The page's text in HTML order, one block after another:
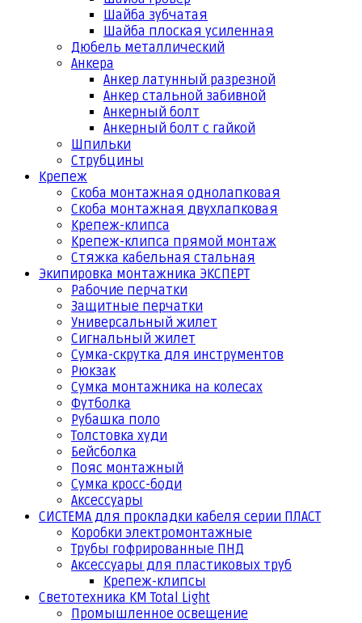
Шайба зубчатая
Шайба плоская усиленная
Дюбель металлический
Анкера
Анкер латунный разрезной
Анкер стальной забивной
Анкерный болт
Анкерный болт с гайкой
Шпильки
Струбцины
Крепеж
Скоба монтажная однолапковая
Скоба монтажная двухлапковая
Крепеж-клипса
Крепеж-клипса прямой монтаж
Стяжка кабельная стальная
Экипировка монтажника ЭКСПЕРТ
Рабочие перчатки
Защитные перчатки
Универсальный жилет
Сигнальный жилет
Сумка-скрутка для инструментов
Рюкзак
Сумка монтажника на колесах
Футболка
Рубашка поло
Толстовка худи
Бейсболка
Пояс монтажный
Сумка кросс-боди
Аксессуары
СИСТЕМА для прокладки кабеля серии ПЛАСТ
Коробки электромонтажные
Трубы гофрированные ПНД
Аксессуары для пластиковых труб
Крепеж-клипсы
Светотехника КМ Total Light
Промышленное освещение